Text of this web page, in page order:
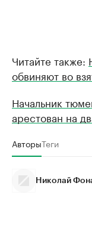
Читайте также:
обвиняют во
Начальник
арестован на
АвторыТеги
Николай